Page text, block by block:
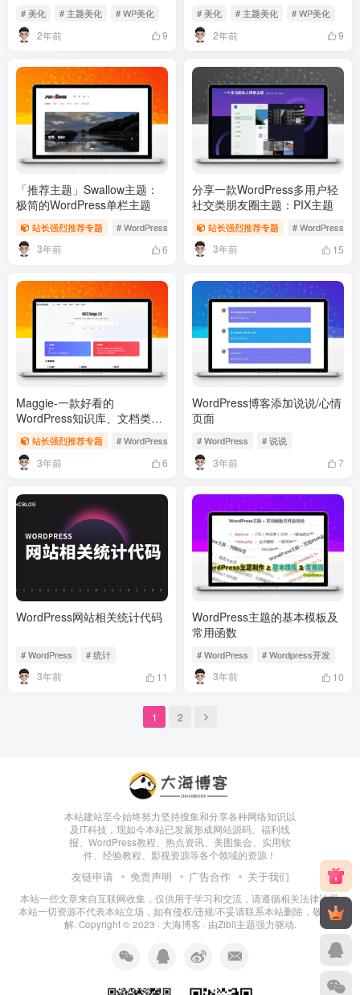
# 美化 # 主题美化 # WP美化
2年前 9
# 美化 # 主题美化 # WP美化
2年前 9
「推荐主题」Swallow主题：
极简的WordPress单栏主题
站长强烈推荐专题 # WordPress主题 # WordPress付费主题 # 一为主题
3年前 6
分享一款WordPress多用户轻
社交类朋友圈主题：PIX主题
站长强烈推荐专题 # WordPress
3年前 15
Maggie-一款好看的
WordPress知识库、文档类主
题 站长强烈推荐专题 # WordPress # WordPress主题 # WordPress付费主题
3年前 6
WordPress博客添加说说/心情
页面
# WordPress # 说说
3年前 7
WordPress网站相关统计代码
# WordPress # 统计
3年前 11
WordPress主题的基本模板及
常用函数
# WordPress # Wordpress开发
3年前 10
1 2
本站建站至今始终努力坚持搜集和分享各种网络知识以
及IT科技，现如今本站已发展形成网站源码、福利线
报、WordPress教程、热点资讯、美图集合、实用软
件、经验教程、影视资源等各个领域的资源！
友链申请 免责声明 广告合作 关于我们
本站一些文章来自互联网收集，仅供用于学习和交流，请遵循相关法律法规.
本站一切资源不代表本站立场，如有侵权/违规/不妥请联系本站删除，敬请谅
解. Copyright © 2023 · 大海博客 · 由Zibll主题强力驱动.